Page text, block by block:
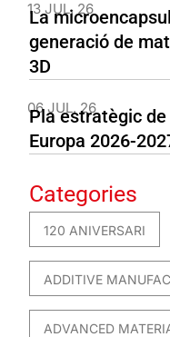
13 JUL. 26
La
generació de
3D
06 JUL. 26
Pla estratègic
Europa 2026-
Categories
120 ANIVERSARI
ADDITIVE
ADVANCED